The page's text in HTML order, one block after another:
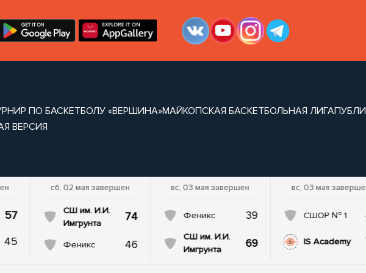
ПО БАСКЕТБОЛУ «ВЕРШИНА»МАЙКОПСКАЯ БАСКЕТБОЛЬНАЯ ЛИГА
ВЕРСИЯ
57
45
сб, 02 мая завершен
СШ им. И.И.
Имгрунта
74
Феникс 46
вс, 03 мая завершен
Феникс 39
СШ им. И.И.
Имгрунта
69
вс, 03 мая
СШОР № 1
IS Academy